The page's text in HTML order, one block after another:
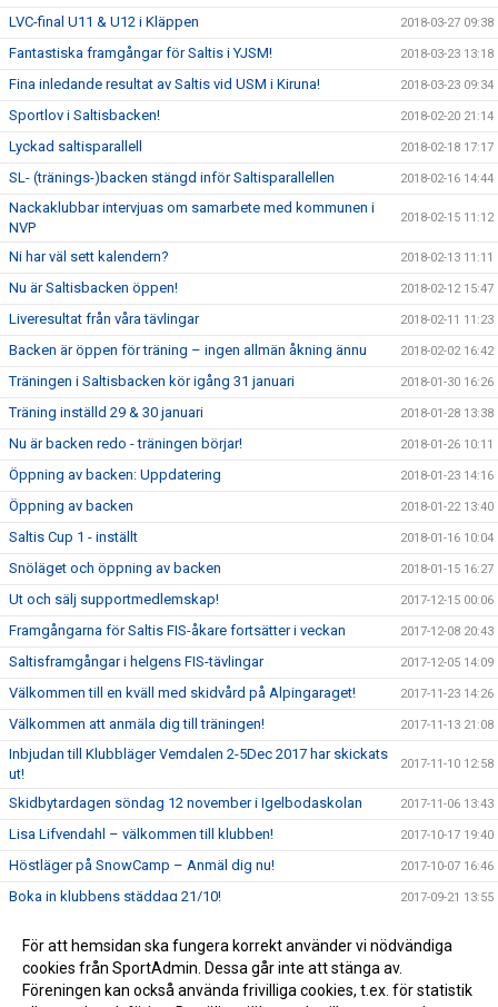
LVC-final U11 & U12 i Kläppen 2018-03-27 09:38
Fantastiska framgångar för Saltis i YJSM! 2018-03-23 13:18
Fina inledande resultat av Saltis vid USM i Kiruna! 2018-03-23 09:34
Sportlov i Saltisbacken! 2018-02-20 21:14
Lyckad saltisparallell 2018-02-18 17:17
SL- (tränings-)backen stängd inför Saltisparallellen 2018-02-16 14:44
Nackaklubbar intervjuas om samarbete med kommunen i
NVP
2018-02-15 11:12
Ni har väl sett kalendern? 2018-02-13 11:11
Nu är Saltisbacken öppen! 2018-02-12 15:47
Liveresultat från våra tävlingar 2018-02-11 11:23
Backen är öppen för träning – ingen allmän åkning ännu 2018-02-02 16:42
Träningen i Saltisbacken kör igång 31 januari 2018-01-30 16:26
Träning inställd 29 & 30 januari 2018-01-28 13:38
Nu är backen redo - träningen börjar! 2018-01-26 10:11
Öppning av backen: Uppdatering 2018-01-23 14:16
Öppning av backen 2018-01-22 13:40
Saltis Cup 1 - inställt 2018-01-16 10:04
Snöläget och öppning av backen 2018-01-15 16:27
Ut och sälj supportmedlemskap! 2017-12-15 00:06
Framgångarna för Saltis FIS-åkare fortsätter i veckan 2017-12-08 20:43
Saltisframgångar i helgens FIS-tävlingar 2017-12-05 14:09
Välkommen till en kväll med skidvård på Alpingaraget! 2017-11-23 14:26
Välkommen att anmäla dig till träningen! 2017-11-13 21:08
Inbjudan till Klubbläger Vemdalen 2-5Dec 2017 har skickats
ut!
2017-11-10 12:58
Skidbytardagen söndag 12 november i Igelbodaskolan 2017-11-06 13:43
Lisa Lifvendahl – välkommen till klubben! 2017-10-17 19:40
Höstläger på SnowCamp – Anmäl dig nu! 2017-10-07 16:46
Boka in klubbens städdag 21/10! 2017-09-21 13:55
Välkommen på årsmöte med kickoff för säsongen
2017/2018!
För att hemsidan ska fungera korrekt använder vi nödvändiga
cookies från SportAdmin. Dessa går inte att stänga av.
Föreningen kan också använda frivilliga cookies, t.ex. för statistik